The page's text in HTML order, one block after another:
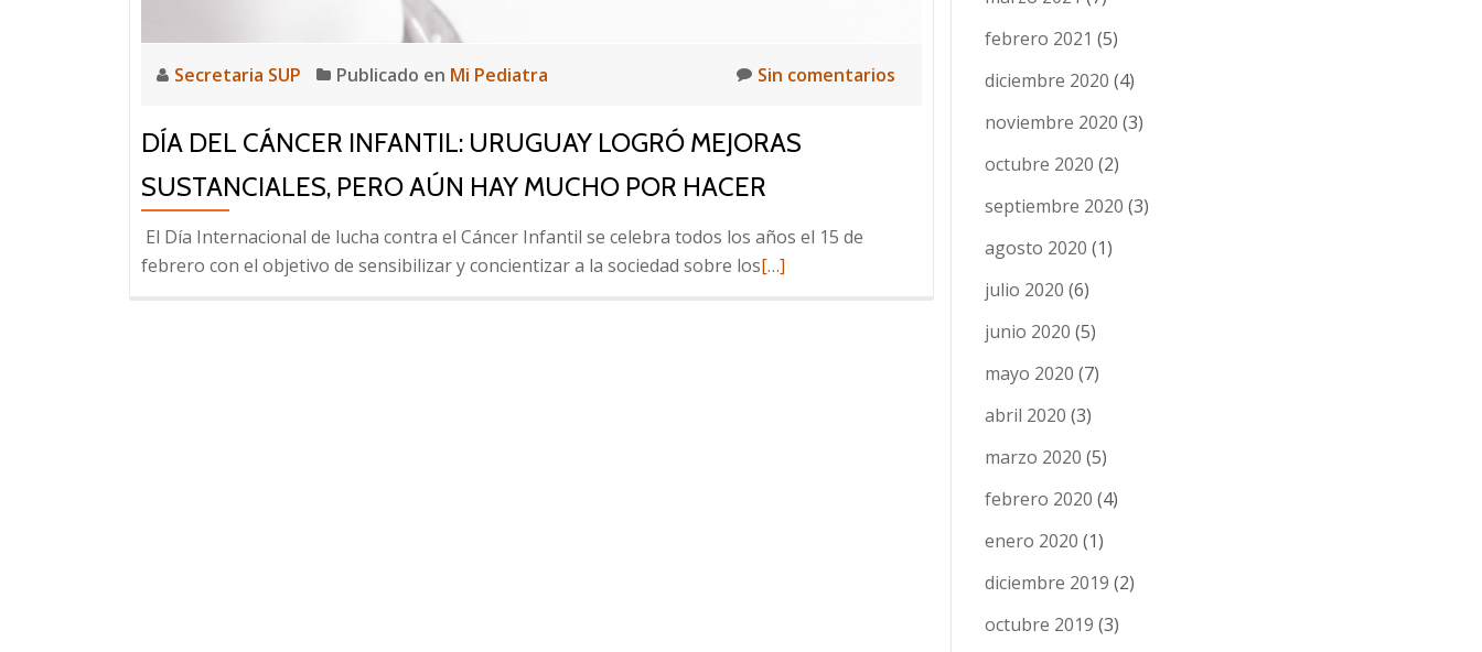
Secretaria SUP Publicado en Mi Pediatra Sin comentarios
DÍA DEL CÁNCER INFANTIL: URUGUAY LOGRÓ MEJORAS
SUSTANCIALES, PERO AÚN HAY MUCHO POR HACER
El Día Internacional de lucha contra el Cáncer Infantil se celebra todos los años el 15 de
febrero con el objetivo de sensibilizar y concientizar a la sociedad sobre losLeer
[…]
febrero 2021 (5)
diciembre 2020 (4)
noviembre 2020 (3)
octubre 2020 (2)
septiembre 2020 (3)
agosto 2020 (1)
julio 2020 (6)
junio 2020 (5)
mayo 2020 (7)
abril 2020 (3)
marzo 2020 (5)
febrero 2020 (4)
enero 2020 (1)
diciembre 2019 (2)
octubre 2019 (3)